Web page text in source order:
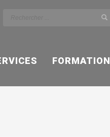
FORMATION